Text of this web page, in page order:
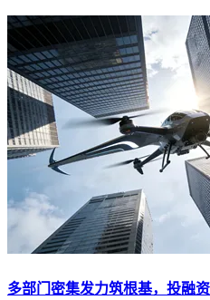
多部门密集发力筑根基，投融